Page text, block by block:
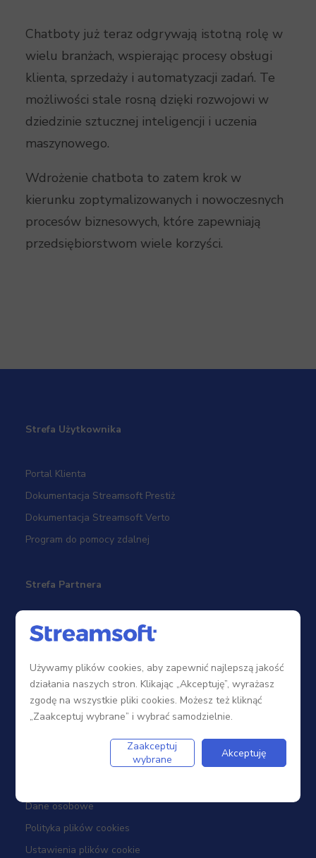
Chatboty już teraz odgrywają istotną rolę w
wielu branżach, wspierając procesy obsługi
klienta, sprzedaży i automatyzacji zadań. Te
możliwości stale rosną dzięki rozwojowi w
dziedzinie sztucznej inteligencji i uczenia
maszynowego.
Wdrożenie chatbota to zatem krok w
kierunku zoptymalizowanych i nowoczesnych
procesów biznesowych, które zapewniają
przedsiębiorstwom wiele korzyści.
Strefa Użytkownika
Portal Klienta
Dokumentacja Streamsoft Prestiż
Dokumentacja Streamsoft Verto
Program do pomocy zdalnej
Strefa Partnera
Sieć sprzedaży
Szkolenia
Portal Partnera
Dane osobowe
Polityka plików cookies
Ustawienia plików cookie
Używamy plików cookies, aby zapewnić najlepszą jakość
działania naszych stron. Klikając „Akceptuję”, wyrażasz
zgodę na wszystkie pliki cookies. Możesz też kliknąć
„Zaakceptuj wybrane” i wybrać samodzielnie.
Zaakceptuj
wybrane
Akceptuję